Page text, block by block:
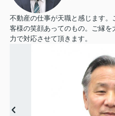
不動産の仕事が天職と感じます
客様の笑顔あってのもの。ご縁
力で対応させて頂きます。